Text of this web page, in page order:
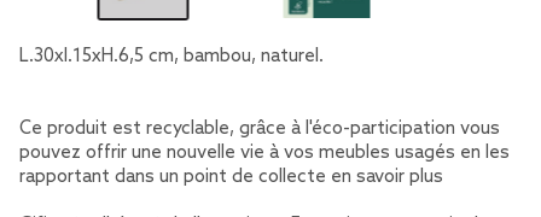
L.30xl.15xH.6,5 cm, bambou, naturel.
Ce produit est recyclable, grâce à l'éco-participation vous
pouvez offrir une nouvelle vie à vos meubles usagés en les
rapportant dans un point de collecte en savoir plus